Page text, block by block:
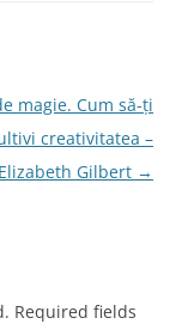
magie. Cum să-ți
creativitatea –
Elizabeth Gilbert →
Required fields